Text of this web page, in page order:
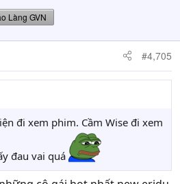
Làng GVN
#4,705
đi xem phim. Cầm Wise đi xem
đau vai quá